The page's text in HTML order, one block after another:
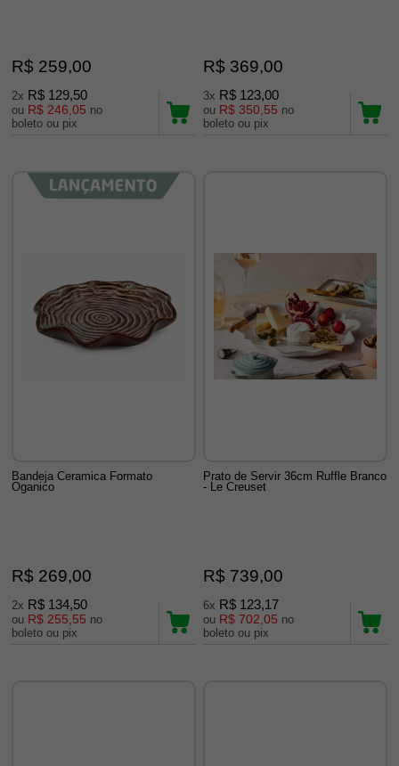
R$ 259,00
2x R$ 129,50
ou R$ 246,05 no
boleto ou pix
R$ 369,00
3x R$ 123,00
ou R$ 350,55 no
boleto ou pix
Bandeja Ceramica Formato
Oganico
R$ 269,00
2x R$ 134,50
ou R$ 255,55 no
boleto ou pix
Prato de Servir 36cm Ruffle Branco
- Le Creuset
R$ 739,00
6x R$ 123,17
ou R$ 702,05 no
boleto ou pix